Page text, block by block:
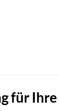
für Ihre